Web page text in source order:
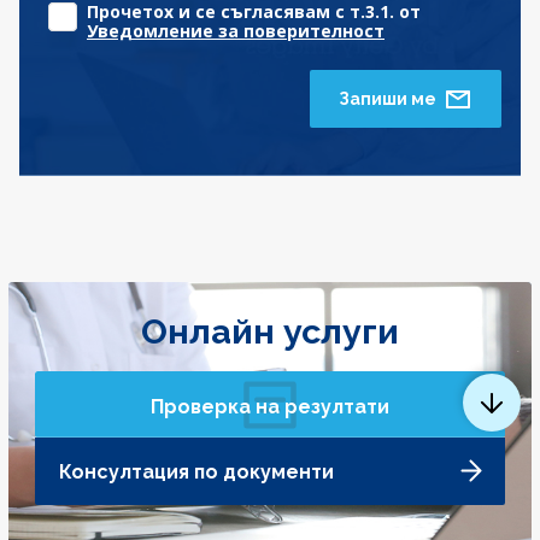
Прочетох и се съгласявам с т.3.1. от
Уведомление за поверителност
Запиши ме
Онлайн услуги
Проверка на резултати
Консултация по документи